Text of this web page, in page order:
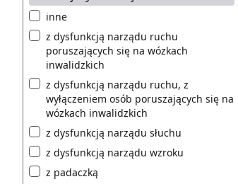
inne
z dysfunkcją narządu ruchu
poruszających się na wózkach
inwalidzkich
z dysfunkcją narządu ruchu, z
wyłączeniem osób poruszających się na
wózkach inwalidzkich
z dysfunkcją narządu słuchu
z dysfunkcją narządu wzroku
z padaczką